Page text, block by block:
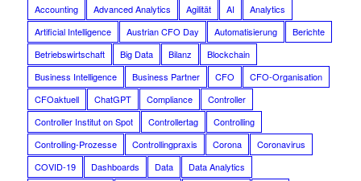
Accounting Advanced Analytics Agilität AI
Analytics
Artificial Intelligence
Austrian CFO Day Automatisierung
Berichte
Betriebswirtschaft
Big Data Bilanz
Blockchain
Business Intelligence
Business Partner CFO
CFO-Organisation
CFOaktuell
ChatGPT Compliance
Controller
Controller Institut on Spot
Controllertag
Controlling
Controlling-Prozesse
Controllingpraxis Corona
Coronavirus
COVID-19
Dashboards Data
Data Analytics